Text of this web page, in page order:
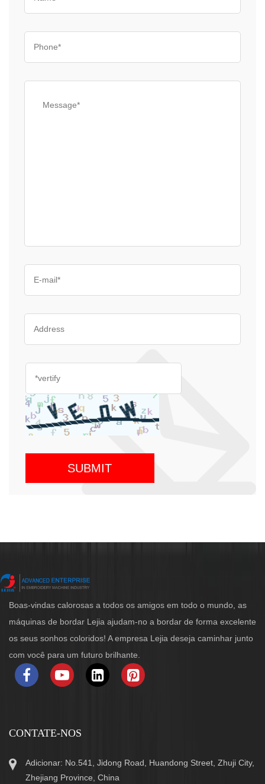
Boas-vindas calorosas a todos os amigos em todo o mundo, as
máquinas de bordar Lejia ajudam-no a bordar de forma excelente
os seus sonhos coloridos! A empresa Lejia deseja caminhar junto
com você para um futuro brilhante.
CONTATE-NOS
Adicionar: No.541, Jidong Road, Huandong Street, Zhuji City,
Zhejiang Province, China